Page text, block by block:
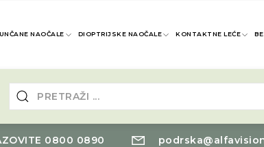
NAOČALE DIOPTRIJSKE NAOČALE KONTAKTNE LEĆE
0800 0890